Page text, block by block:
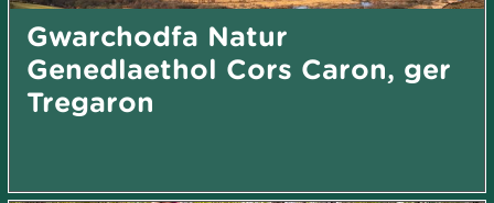
Gwarchodfa Natur
Genedlaethol Cors Caron, ger
Tregaron